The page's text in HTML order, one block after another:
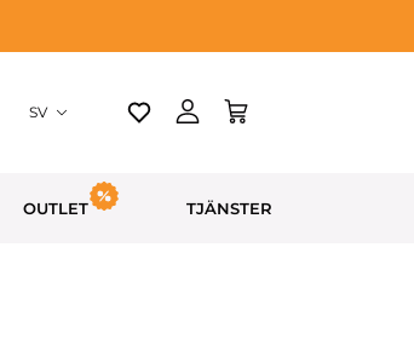
SV
OUTLET TJÄNSTER